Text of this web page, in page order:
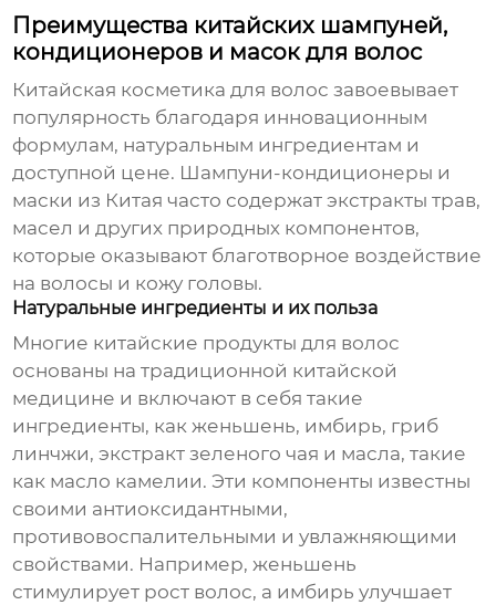
Преимущества китайских шампуней,
кондиционеров и масок для волос
Китайская косметика для волос завоевывает
популярность благодаря инновационным
формулам, натуральным ингредиентам и
доступной цене. Шампуни-кондиционеры и
маски из Китая часто содержат экстракты трав,
масел и других природных компонентов,
которые оказывают благотворное воздействие
на волосы и кожу головы.
Натуральные ингредиенты и их польза
Многие китайские продукты для волос
основаны на традиционной китайской
медицине и включают в себя такие
ингредиенты, как женьшень, имбирь, гриб
линчжи, экстракт зеленого чая и масла, такие
как масло камелии. Эти компоненты известны
своими антиоксидантными,
противовоспалительными и увлажняющими
свойствами. Например, женьшень
стимулирует рост волос, а имбирь улучшает